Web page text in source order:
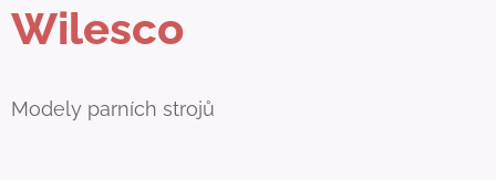
Wilesco
Modely parních strojů